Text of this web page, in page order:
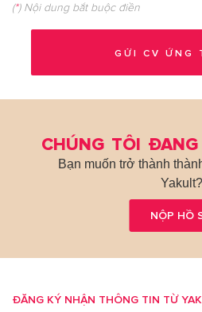
(*) Nội dung bắt buộc điền
CHÚNG TÔI
Bạn muốn trở thành
Yakult?
NỘP HỒ
ĐĂNG KÝ NHẬN THÔNG TIN TỪ